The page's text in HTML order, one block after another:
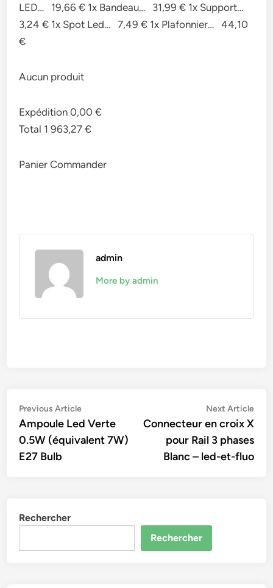
LED… 19,66 € 1x Bandeau… 31,99 € 1x Support…
3,24 € 1x Spot Led… 7,49 € 1x Plafonnier… 44,10
€
Aucun produit
Expédition 0,00 €
Total 1 963,27 €
Panier Commander
admin
More by admin
Navigation
de
l’article
Previous ArticlePrevious
article:
Ampoule Led Verte
0.5W (équivalent 7W)
E27 Bulb
Next Article
Connecteur en croix X
pour Rail 3 phases
Blanc – led-et-fluo
Rechercher
Rechercher